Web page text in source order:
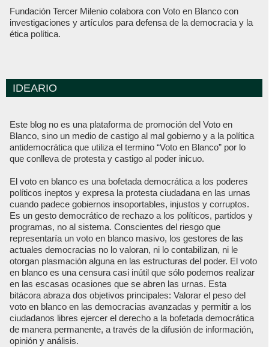
Fundación Tercer Milenio colabora con Voto en Blanco con
investigaciones y artículos para defensa de la democracia y la
ética política.
IDEARIO
Este blog no es una plataforma de promoción del Voto en
Blanco, sino un medio de castigo al mal gobierno y a la política
antidemocrática que utiliza el termino “Voto en Blanco” por lo
que conlleva de protesta y castigo al poder inicuo.
El voto en blanco es una bofetada democrática a los poderes
políticos ineptos y expresa la protesta ciudadana en las urnas
cuando padece gobiernos insoportables, injustos y corruptos.
Es un gesto democrático de rechazo a los políticos, partidos y
programas, no al sistema. Conscientes del riesgo que
representaría un voto en blanco masivo, los gestores de las
actuales democracias no lo valoran, ni lo contabilizan, ni le
otorgan plasmación alguna en las estructuras del poder. El voto
en blanco es una censura casi inútil que sólo podemos realizar
en las escasas ocasiones que se abren las urnas. Esta
bitácora abraza dos objetivos principales: Valorar el peso del
voto en blanco en las democracias avanzadas y permitir a los
ciudadanos libres ejercer el derecho a la bofetada democrática
de manera permanente, a través de la difusión de información,
opinión y análisis.